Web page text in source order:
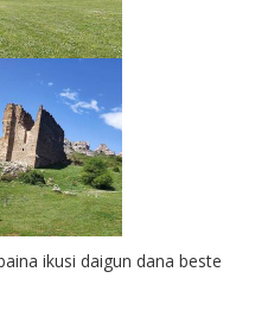
ikusi daigun dana beste